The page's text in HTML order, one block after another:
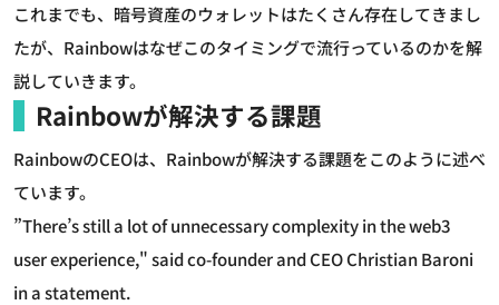
これまでも、暗号資産のウォレットはたくさん存在してきまし
たが、Rainbowはなぜこのタイミングで流行っているのかを解
説していきます。
Rainbowが解決する課題
RainbowのCEOは、Rainbowが解決する課題をこのように述べ
ています。
”There’s still a lot of unnecessary complexity in the web3
user experience," said co-founder and CEO Christian Baroni
in a statement.